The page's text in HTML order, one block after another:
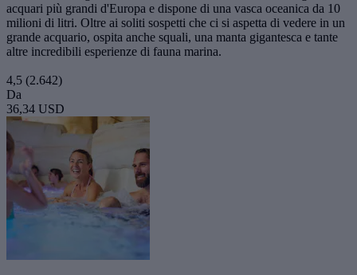
acquari più grandi d'Europa e dispone di una vasca oceanica da 10
milioni di litri. Oltre ai soliti sospetti che ci si aspetta di vedere in un
grande acquario, ospita anche squali, una manta gigantesca e tante
altre incredibili esperienze di fauna marina.
4,5 (2.642)
Da
36,34 USD